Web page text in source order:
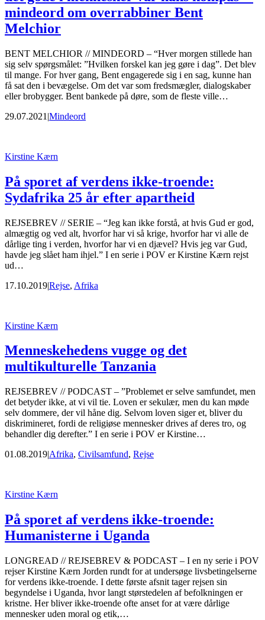
mindeord om overrabbiner Bent
Melchior
BENT MELCHIOR // MINDEORD – “Hver morgen stillede han
sig selv spørgsmålet: ”Hvilken forskel kan jeg gøre i dag”. Det blev
til mange. For hver gang, Bent engagerede sig i en sag, kunne han
få sat den i bevægelse. Om det var som fredsmægler, dialogskaber
eller brobygger. Bent bankede på døre, som de fleste ville…
29.07.2021 |Mindeord
Kirstine Kærn
På sporet af verdens ikke-troende:
Sydafrika 25 år efter apartheid
REJSEBREV // SERIE – “Jeg kan ikke forstå, at hvis Gud er god,
almægtig og ved alt, hvorfor har vi så krige, hvorfor har vi alle de
dårlige ting i verden, hvorfor har vi en djævel? Hvis jeg var Gud,
havde jeg slået ham ihjel.” I en serie i POV er Kirstine Kærn rejst
ud…
17.10.2019|Rejse, Afrika
Kirstine Kærn
Menneskehedens vugge og det
multikulturelle Tanzania
REJSEBREV // PODCAST – ”Problemet er selve samfundet, men
det betyder ikke, at vi vil tie. Loven er sekulær, men du kan møde
selv dommere, der vil håne dig. Selvom loven siger et, bliver du
diskrimineret, fordi de religiøse mennesker drives af deres tro, og
behandler dig derefter.” I en serie i POV er Kirstine…
01.08.2019|Afrika, Civilsamfund, Rejse
Kirstine Kærn
På sporet af verdens ikke-troende:
Humanisterne i Uganda
LONGREAD // REJSEBREV & PODCAST – I en ny serie i POV
rejser Kirstine Kærn Jorden rundt for at undersøge livsbetingelserne
for verdens ikke-troende. I dette første afsnit tager rejsen sin
begyndelse i Uganda, hvor langt størstedelen af befolkningen er
kristne. Her bliver ikke-troende ofte anset for at være dårlige
mennesker uden moral og etik,…